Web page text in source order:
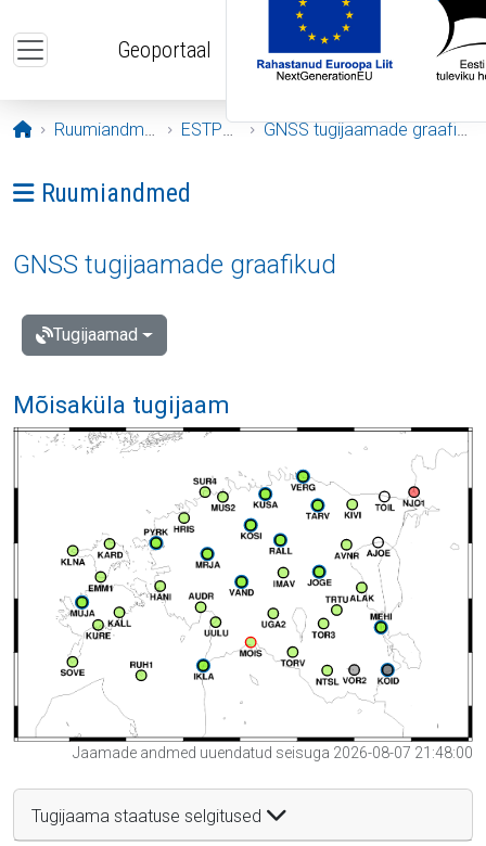
Geoportaal
Avaleht
Ruumiandmed ESTPOS GNSS tugijaamade graafikud
Ava menüü: Ruumiandmed
Ruumiandmed
GNSS tugijaamade graafikud
Tugijaamad
Mõisaküla tugijaam
Jaamade andmed uuendatud seisuga 2026-08-07 21:48:00
Tugijaama staatuse selgitused